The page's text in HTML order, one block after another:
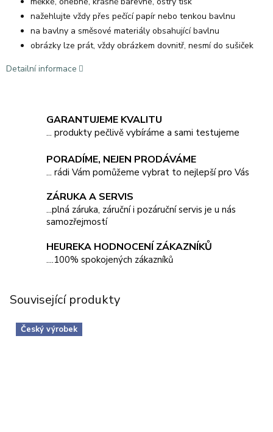
nažehlujte vždy přes pečící papír nebo tenkou bavlnu
na bavlny a směsové materiály obsahující bavlnu
obrázky lze prát, vždy obrázkem dovnitř, nesmí do sušiček
Detailní informace
GARANTUJEME KVALITU
... produkty pečlivě vybíráme a sami testujeme
PORADÍME, NEJEN PRODÁVÁME
... rádi Vám pomůžeme vybrat to nejlepší pro Vás
ZÁRUKA A SERVIS
...plná záruka, záruční i pozáruční servis je u nás
samozřejmostí
HEUREKA HODNOCENÍ ZÁKAZNÍKŮ
....100% spokojených zákazníků
Související produkty
Český výrobek